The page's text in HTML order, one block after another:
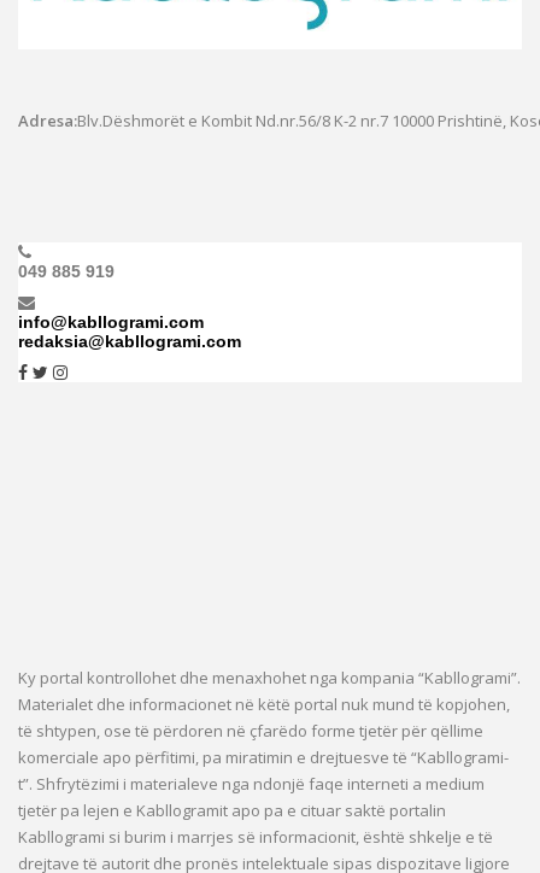
Adresa:Blv.Dëshmorët e Kombit Nd.nr.56/8 K-2 nr.7 10000 Prishtinë,
049 885 919
info@kabllogrami.com
redaksia@kabllogrami.com
Ky portal kontrollohet dhe menaxhohet nga kompania “Kabllogrami”.
Materialet dhe informacionet në këtë portal nuk mund të kopjohen,
të shtypen, ose të përdoren në çfarëdo forme tjetër për qëllime
komerciale apo përfitimi, pa miratimin e drejtuesve të “Kabllogrami-
t”. Shfrytëzimi i materialeve nga ndonjë faqe interneti a medium
tjetër pa lejen e Kabllogramit apo pa e cituar saktë portalin
Kabllogrami si burim i marrjes së informacionit, është shkelje e të
drejtave të autorit dhe pronës intelektuale sipas dispozitave ligjore